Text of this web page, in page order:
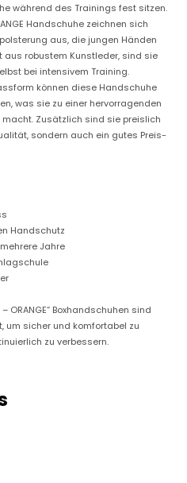
während des Trainings fest sitzen.
Handschuhe zeichnen sich
aus, die jungen Händen
aus robustem Kunstleder, sind sie
bei intensivem Training.
können diese Handschuhe
was sie zu einer hervorragenden
Zusätzlich sind sie preislich
sondern auch ein gutes Preis-
Handschutz
Jahre
– ORANGE“ Boxhandschuhen sind
um sicher und komfortabel zu
zu verbessern.